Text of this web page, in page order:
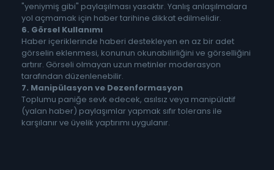
"yeniymiş gibi" paylaşılması yasaktır. Yanlış anlaşılmalara
yol açmamak için haber tarihine dikkat edilmelidir.
6. Görsel Kullanımı
Haber içeriklerinde haberi destekleyen en az bir adet
görselin eklenmesi, konunun okunabilirliğini ve görselliğini
artırır. Görseli olmayan uzun metinler moderasyon
tarafından düzenlenebilir.
7. Manipülasyon ve Dezenformasyon
Toplumu paniğe sevk edecek, asılsız veya manipülatif
(yalan haber) paylaşımlar yapmak sıfır tolerans ile
karşılanır ve üyelik yaptırımı uygulanır.